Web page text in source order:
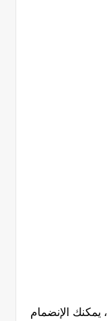
، يمكنك الإنضمام